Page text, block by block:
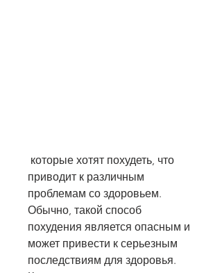
приводит к различным
проблемам со здоровьем.
Обычно, такой способ
похудения является опасным и
может привести к серьезным
последствиям для здоровья.